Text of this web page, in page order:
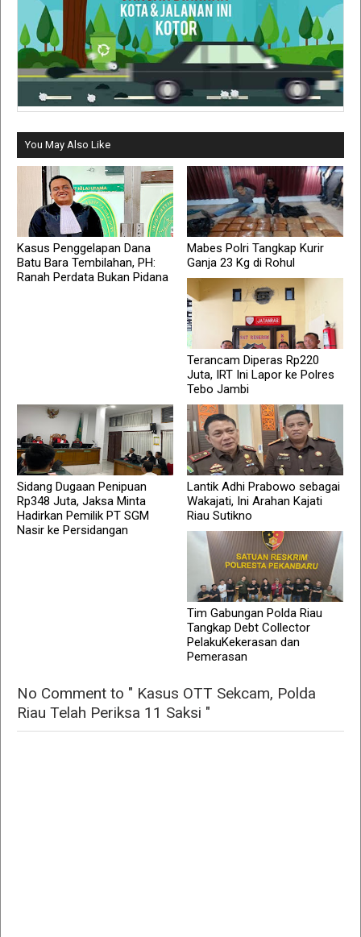
You May Also Like
Kasus Penggelapan Dana
Batu Bara Tembilahan, PH:
Ranah Perdata Bukan Pidana
Mabes Polri Tangkap Kurir
Ganja 23 Kg di Rohul
Terancam Diperas Rp220
Juta, IRT Ini Lapor ke Polres
Tebo Jambi
Sidang Dugaan Penipuan
Rp348 Juta, Jaksa Minta
Hadirkan Pemilik PT SGM
Nasir ke Persidangan
Lantik Adhi Prabowo sebagai
Wakajati, Ini Arahan Kajati
Riau Sutikno
Tim Gabungan Polda Riau
Tangkap Debt Collector
PelakuKekerasan dan
Pemerasan
No Comment to " Kasus OTT Sekcam, Polda
Riau Telah Periksa 11 Saksi "